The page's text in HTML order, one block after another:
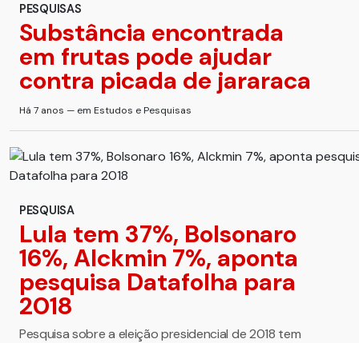
PESQUISAS
Substância encontrada
em frutas pode ajudar
contra picada de jararaca
Há 7 anos — em Estudos e Pesquisas
PESQUISA
Lula tem 37%, Bolsonaro
16%, Alckmin 7%, aponta
pesquisa Datafolha para
2018
Pesquisa sobre a eleição presidencial de 2018 tem